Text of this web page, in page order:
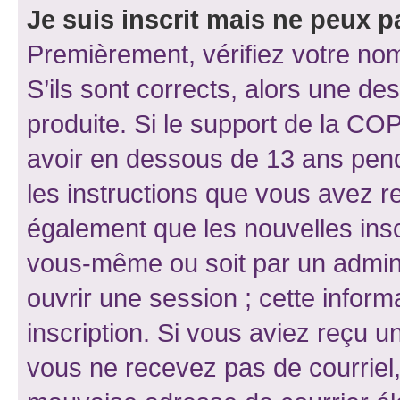
Je suis inscrit mais ne peux
Premièrement, vérifiez votre
S’ils sont corrects, alors une
produite. Si le support de la
avoir en dessous de 13 ans
les instructions que vous avez
également que les nouvelles
vous-même ou soit par un
ouvrir une session ; cette
inscription. Si vous aviez reçu
vous ne recevez pas de